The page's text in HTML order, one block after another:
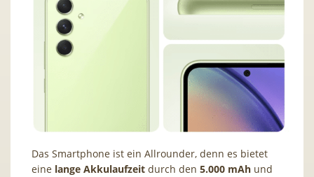
Das Smartphone ist ein Allrounder, denn es bietet
eine lange Akkulaufzeit durch den 5.000 mAh und